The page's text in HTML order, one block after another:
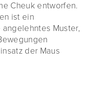
Cheuk entworfen.
ist ein
Muster,
der Maus